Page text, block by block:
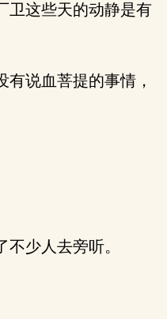
卫这些天的动静是有
说血菩提的事情，
少人去旁听。